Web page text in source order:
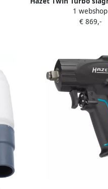
lange spindel
Losdraaimoment
1 webshop
€ 869,-